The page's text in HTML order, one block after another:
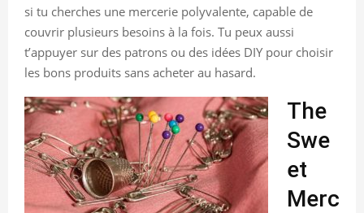
si tu cherches une mercerie polyvalente, capable de
couvrir plusieurs besoins à la fois. Tu peux aussi
t’appuyer sur des patrons ou des idées DIY pour choisir
les bons produits sans acheter au hasard.
The
Swe
et
Merc